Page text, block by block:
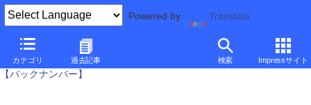
Powered by Translate
カテゴリ 過去記事 検索 Impressサイト
【バックナンバー】